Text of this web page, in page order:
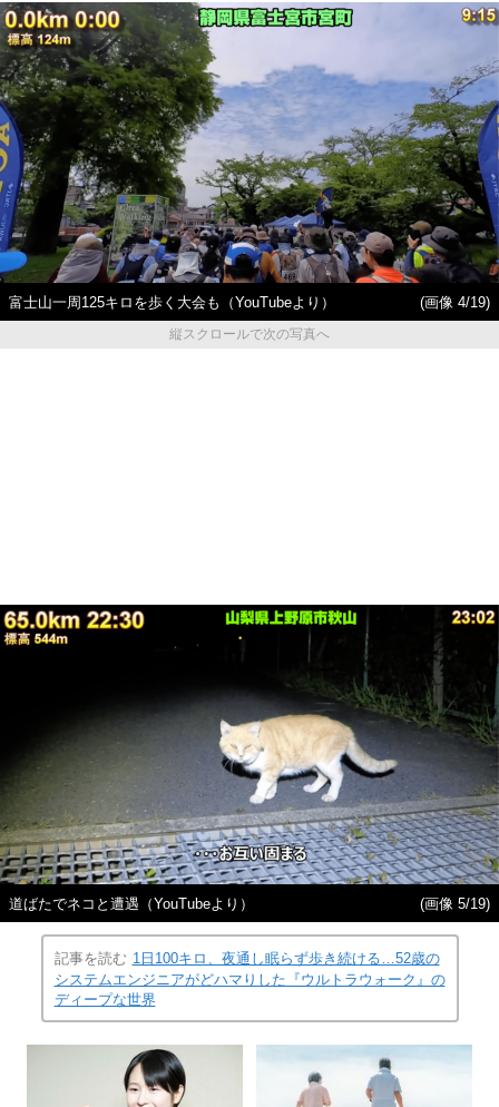
富士山一周125キロを歩く大会も（YouTubeより）
(画像 4/19)
縦スクロールで次の写真へ
道ばたでネコと遭遇（YouTubeより） (画像 5/19)
記事を読む 1日100キロ、夜通し眠らず歩き続ける…52歳の
システムエンジニアがどハマりした『ウルトラウォーク』の
ディープな世界